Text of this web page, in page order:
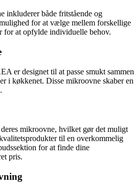
inkluderer både fritstående og
for at vælge mellem forskellige
for at opfylde individuelle behov.
er designet til at passe smukt sammen
i køkkenet. Disse mikroovne skaber en
mikroovne, hvilket gør det muligt
til en overkommelig
for at finde dine
pris.